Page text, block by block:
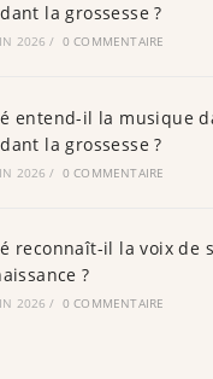
la grossesse ?
2026 / 0 COMMENTAIRE
entend-il la musique
la grossesse ?
2026 / 0 COMMENTAIRE
reconnaît-il la voix de
?
2026 / 0 COMMENTAIRE